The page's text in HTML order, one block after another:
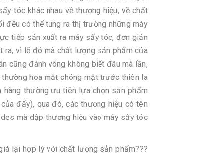
tóc khác nhau về thương hiệu, về chất
đều có thể tung ra thị trường những máy
tiếp sản xuất ra máy sấy tóc, đơn giản
vì lẽ đó mà chất lượng sản phẩm của
cũng đánh võng không biết đâu mà lần,
hoa mắt chóng mặt trước thiên la
hàng thường ưu tiên lựa chọn sản phẩm
đấy), qua đó, các thương hiệu có tên
mà dập thương hiệu vào máy sấy tóc
lại hợp lý với chất lượng sản phẩm???